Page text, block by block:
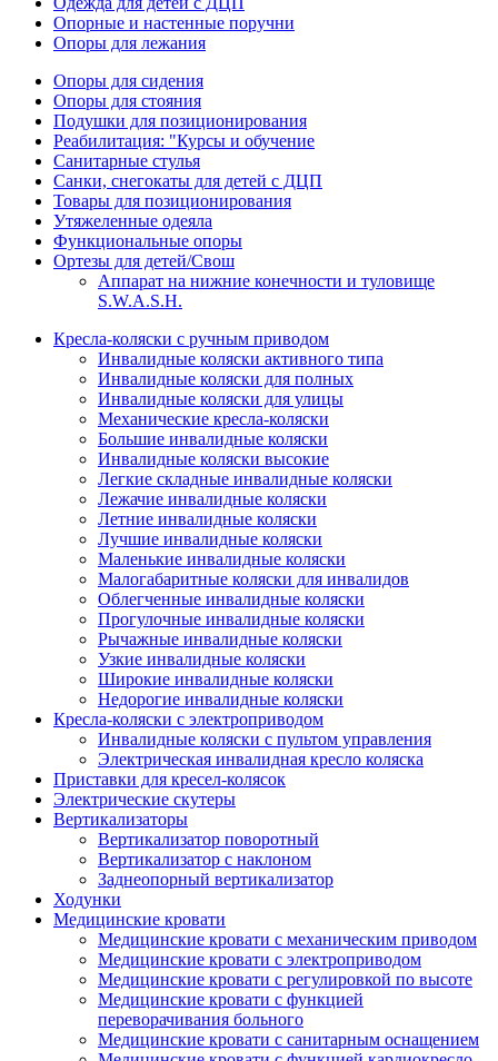
Опорные и настенные поручни
Опоры для лежания
Опоры для сидения
Опоры для стояния
Подушки для позиционирования
Реабилитация: "Курсы и обучение
Санитарные стулья
Санки, снегокаты для детей с ДЦП
Товары для позиционирования
Утяжеленные одеяла
Функциональные опоры
Ортезы для детей/Свош
Аппарат на нижние конечности и туловище
S.W.A.S.H.
Кресла-коляски с ручным приводом
Инвалидные коляски активного типа
Инвалидные коляски для полных
Инвалидные коляски для улицы
Механические кресла-коляски
Большие инвалидные коляски
Инвалидные коляски высокие
Легкие складные инвалидные коляски
Лежачие инвалидные коляски
Летние инвалидные коляски
Лучшие инвалидные коляски
Маленькие инвалидные коляски
Малогабаритные коляски для инвалидов
Облегченные инвалидные коляски
Прогулочные инвалидные коляски
Рычажные инвалидные коляски
Узкие инвалидные коляски
Широкие инвалидные коляски
Недорогие инвалидные коляски
Кресла-коляски с электроприводом
Инвалидные коляски с пультом управления
Электрическая инвалидная кресло коляска
Приставки для кресел-колясок
Электрические скутеры
Вертикализаторы
Вертикализатор поворотный
Вертикализатор с наклоном
Заднеопорный вертикализатор
Ходунки
Медицинские кровати
Медицинские кровати с механическим приводом
Медицинские кровати с электроприводом
Медицинские кровати с регулировкой по высоте
Медицинские кровати с функцией
переворачивания больного
Медицинские кровати с санитарным оснащением